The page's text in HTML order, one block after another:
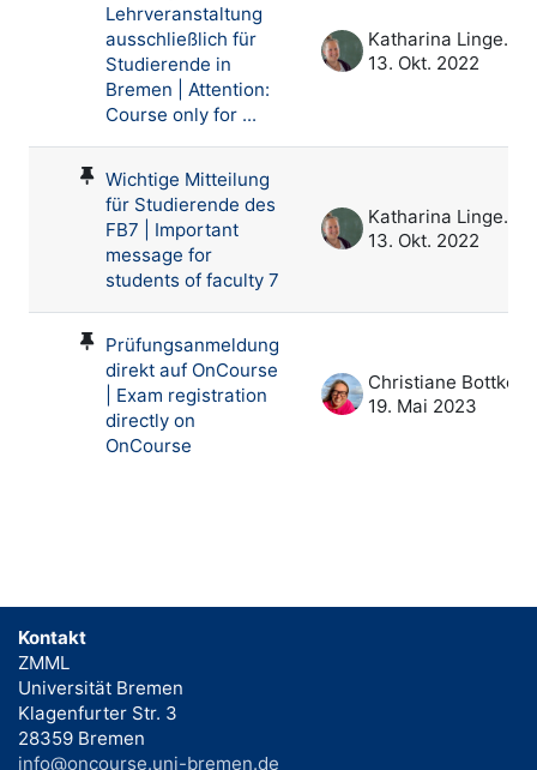
Lehrveranstaltung
ausschließlich für
Studierende in
Bremen | Attention:
Course only for ...
Katharina Lingenau
13. Okt. 2022
Wichtige Mitteilung
für Studierende des
FB7 | Important
message for
students of faculty 7
Katharina Lingenau
13. Okt. 2022
Prüfungsanmeldung
direkt auf OnCourse
| Exam registration
directly on
OnCourse
Christiane Bottke
19. Mai 2023
Kontakt
ZMML
Universität Bremen
Klagenfurter Str. 3
28359 Bremen
info@oncourse.uni-bremen.de